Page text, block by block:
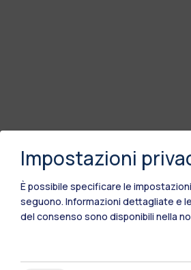
Impostazioni
È possibile specificare le
seguono. Informazioni dettagliate e
del consenso sono disponibili nella